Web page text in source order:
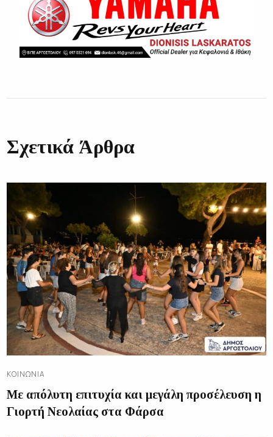
Σχετικά Άρθρα
ΚΟΙΝΩΝΊΑ
Με απόλυτη επιτυχία και μεγάλη προσέλευση η
Γιορτή Νεολαίας στα Φάρσα